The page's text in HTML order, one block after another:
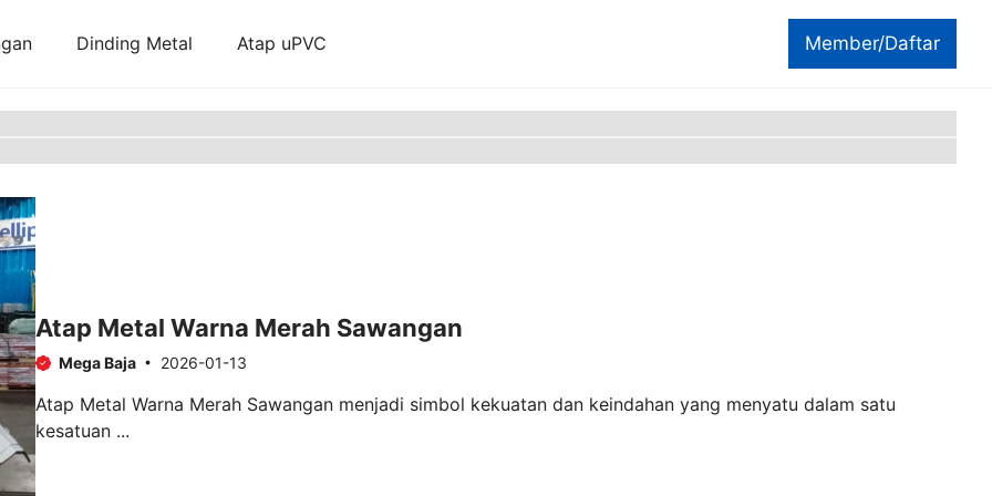
Member/Daftar
Dinding Metal Atap uPVC
Atap Metal Warna Merah Sawangan
Mega Baja 2026-01-13
Atap Metal Warna Merah Sawangan menjadi simbol kekuatan dan keindahan yang menyatu dalam satu
kesatuan ...